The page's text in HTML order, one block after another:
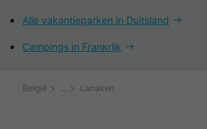
Alle vakantieparken in Duitsland
Campings in Frankrijk
België Lanaken